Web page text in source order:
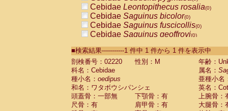
Cebidae Leontopithecus rosalia(0)
Cebidae Saguinus bicolor(0)
Cebidae Saguinus fuscicollis(0)
Cebidae Saguinus geoffroyi(0)
CebidaeSaguinus labiatus(0)
Cebidae Saguinus leucopus (0)
Cebidae
Cebidae
CebidaeSaguinus nigricollis (0)
Cebidae Saguinus oedipus
Cebidae Saguinus weddelli
■検索結果-----------1 件中 1 件から 1 件を表示中
剖検番号：02220
性別：M
年齢：
科名：Cebidae
属名：
種小名： oedipus
亜種小名
和名：ワタボウシパンシェ
英名：
頭蓋骨：一部無
下顎骨：有
上腕骨：
尺骨：有
肩甲骨：有
大腿骨：